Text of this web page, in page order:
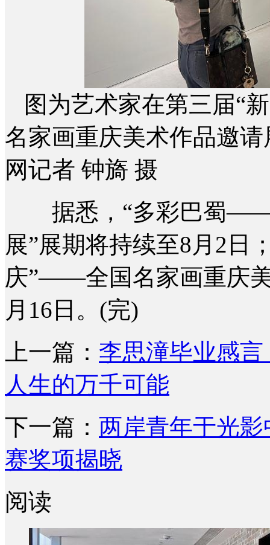
图为艺术家在第三届“
名家画重庆美术作品邀
网记者 钟旖 摄
据悉，“多彩巴蜀——
展”展期将持续至8月2日
庆”——全国名家画重庆
月16日。(完)
上一篇： 李思潼毕业感
人生的万千可能
下一篇： 两岸青年于光
赛奖项揭晓
阅读